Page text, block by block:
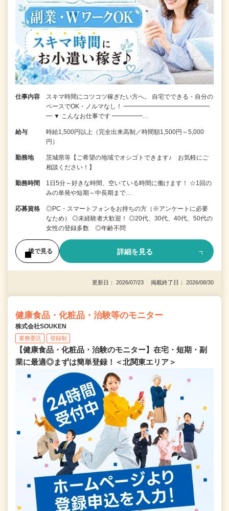
仕事内容
スキマ時間にコツコツ稼ぎたい方へ。 自宅でできる・自分の
ペースでOK・ノルマなし！ ━━━━━━━━━━━━━━
━ ▼ こんなお仕事です ━━━━━…
給与
時給1,500円以上（完全出来高制／時間額1,500円～5,000
円）
勤務地
茨城県等【ご希望の地域でオシゴトできます♪ お気軽にご
相談ください！】
勤務時間
1日5分～好きな時間、空いている時間に働けます！ ☆1回の
みの単発や短期～中長期まで…
応募資格
◎PC・スマートフォンをお持ちの方（※アンケートに必要
なため） ◎未経験者大歓迎！ ◎20代、30代、40代、50代の
女性の登録多数 ◎年齢不問
後で見る 詳細を見る
更新日： 2026/07/23 掲載終了日： 2026/08/30
健康食品・化粧品・治験等のモニター
株式会社SOUKEN
業務委託 登録制
【健康食品・化粧品・治験のモニター】在宅・短期・副
業に最適◎まずは簡単登録！＜北関東エリア＞